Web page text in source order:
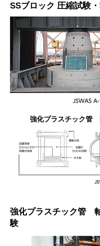
SSブロック 圧縮試験
強化プラスチック管
強化プラスチック管
験